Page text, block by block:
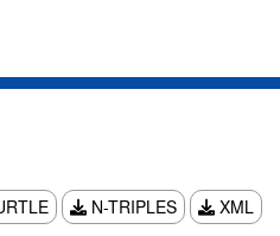
N-TRIPLES XML